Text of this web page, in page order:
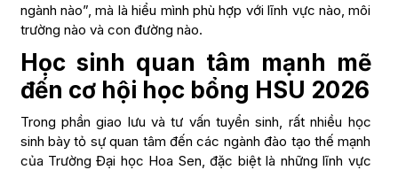
ngành nào”, mà là hiểu mình phù hợp với lĩnh vực nào, môi
trường nào và con đường nào.
Học sinh quan tâm mạnh mẽ
đến cơ hội học bổng HSU 2026
Trong phần giao lưu và tư vấn tuyển sinh, rất nhiều học
sinh bày tỏ sự quan tâm đến các ngành đào tạo thế mạnh
của Trường Đại học Hoa Sen, đặc biệt là những lĩnh vực